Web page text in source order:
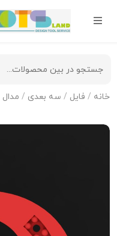
خانه / فایل / سه بعدی / مدال